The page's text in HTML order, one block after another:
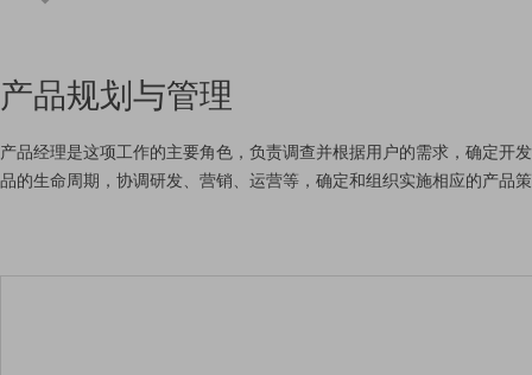
产品规划与管理
产品经理是这项工作的主要角色，负责调查并根据用户的需求，确定开
品的生命周期，协调研发、营销、运营等，确定和组织实施相应的产品